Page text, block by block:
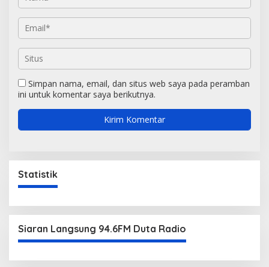
Simpan nama, email, dan situs web saya pada peramban
ini untuk komentar saya berikutnya.
Statistik
Siaran Langsung 94.6FM Duta Radio